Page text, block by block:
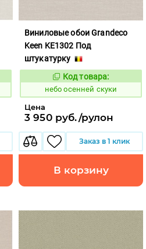
Виниловые обои Grandeco
Keen KE1302 Под
штукатурку
1117844
Код товара:
небо осенней скуки
Цена
3 950 руб./рулон
Заказ в 1 клик
В корзину